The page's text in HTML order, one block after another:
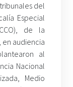
del
Especial
de la
en audiencia
al
Nacional
Medio